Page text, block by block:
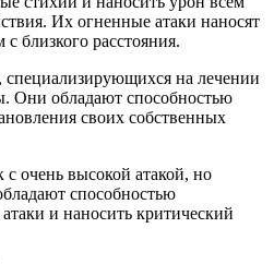
Их огненные атаки наносят
близкого расстояния.
специализирующихся на лечении
Они обладают способностью
своих собственных
с очень высокой атакой, но
способностью
и наносить критический